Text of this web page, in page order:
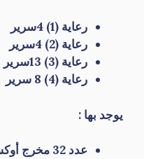
رعاية (1) 4سرير
رعاية (2) 4سرير
رعاية (3) 13سرير
رعاية (4) 8 سرير
يوجد بها :
عدد 32 مخرج أوكسجين